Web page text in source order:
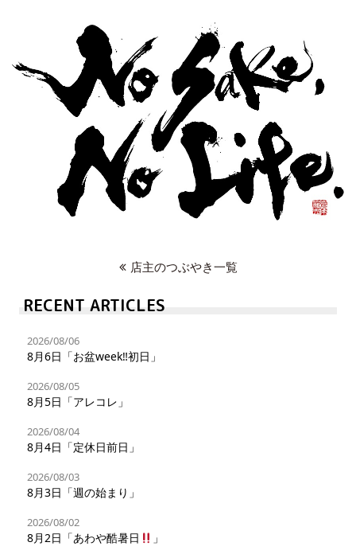
店主のつぶやき一覧
RECENT ARTICLES
2026/08/06
8月6日「お盆week‼︎初日」
2026/08/05
8月5日「アレコレ」
2026/08/04
8月4日「定休日前日」
2026/08/03
8月3日「週の始まり」
2026/08/02
8月2日「あわや酷暑日 」